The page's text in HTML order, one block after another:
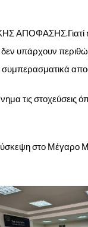
ΑΠΟΦΑΣΗΣ.Γιατί
υπάρχουν
συμπερασματικά
τις
στο Μέγαρο